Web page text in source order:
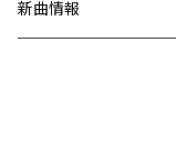
新曲情報